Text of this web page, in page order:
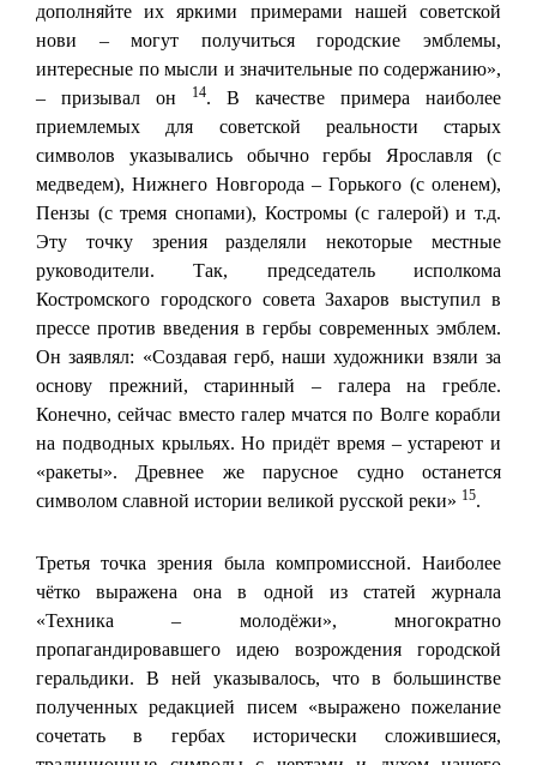
дополняйте их яркими примерами нашей советской
нови – могут получиться городские эмблемы,
интересные по мысли и значительные по содержанию»,
– призывал он
14. В качестве примера наиболее
приемлемых для советской реальности старых
символов указывались обычно гербы Ярославля (с
медведем), Нижнего Новгорода – Горького (с оленем),
Пензы (с тремя снопами), Костромы (с галерой) и т.д.
Эту точку зрения разделяли некоторые местные
руководители. Так, председатель исполкома
Костромского городского совета Захаров выступил в
прессе против введения в гербы современных эмблем.
Он заявлял: «Создавая герб, наши художники взяли за
основу прежний, старинный – галера на гребле.
Конечно, сейчас вместо галер мчатся по Волге корабли
на подводных крыльях. Но придёт время – устареют и
«ракеты». Древнее же парусное судно останется
символом славной истории великой русской реки» 15.
Третья точка зрения была компромиссной. Наиболее
чётко выражена она в одной из статей журнала
«Техника – молодёжи», многократно
пропагандировавшего идею возрождения городской
геральдики. В ней указывалось, что в большинстве
полученных редакцией писем «выражено пожелание
сочетать в гербах исторически сложившиеся,